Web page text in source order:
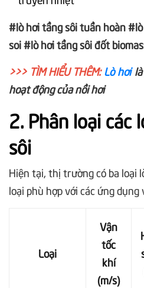
#lò hơi tầng sôi tuần hoàn
soi #lò hơi tầng sôi đốt
>>> TÌM HIỂU THÊM:Lò hơilà
hoạt động của nồi hơi
2. Phân loại các
sôi
Hiện tại, thị trường có ba loại
loại phù hợp với các ứng
Loại
Vận
tốc
khí
(m/s)